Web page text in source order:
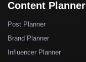
Content Planner
Post Planner
Brand Planner
Influencer Planner